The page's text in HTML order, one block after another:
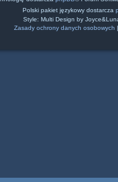
Polski pakiet językowy dostarcza
Style: Multi Design by
Zasady ochrony danych osobowych |